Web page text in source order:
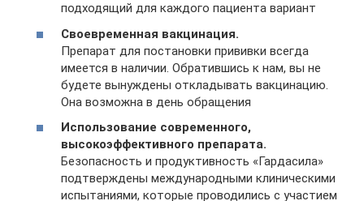
подходящий для каждого пациента вариант
Своевременная вакцинация.
Препарат для постановки прививки всегда
имеется в наличии. Обратившись к нам, вы не
будете вынуждены откладывать вакцинацию.
Она возможна в день обращения
Использование современного,
высокоэффективного препарата.
Безопасность и продуктивность «Гардасила»
подтверждены международными клиническими
испытаниями, которые проводились с участием